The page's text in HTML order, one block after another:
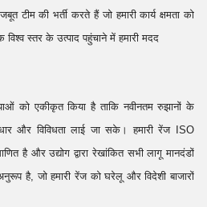
टीम की भर्ती करते हैं जो हमारी कार्य क्षमता को
स्तर के उत्पाद पहुंचाने में हमारी मदद
को एकीकृत किया है ताकि नवीनतम रुझानों के
और विविधता लाई जा सके। हमारी रेंज ISO
है और उद्योग द्वारा रेखांकित सभी लागू मानदंडों
है, जो हमारी रेंज को घरेलू और विदेशी बाजारों